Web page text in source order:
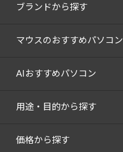
ブランドから探す
マウスのおすすめパソコン
AIおすすめパソコン
用途・目的から探す
価格から探す